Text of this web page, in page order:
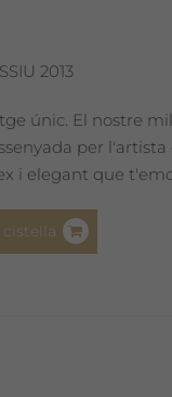
2013
únic. El nostre
per
i elegant que
cistella